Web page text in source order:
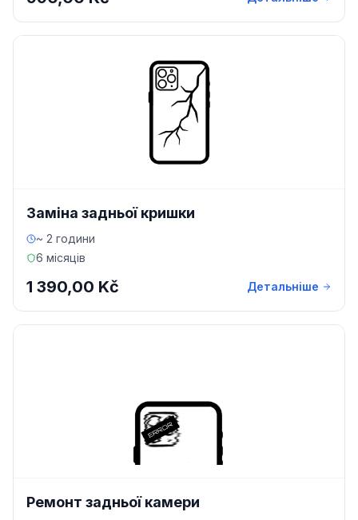
Заміна задньої кришки
~ 2 години
6 місяців
1 390,00 Kč Детальніше
Ремонт задньої камери